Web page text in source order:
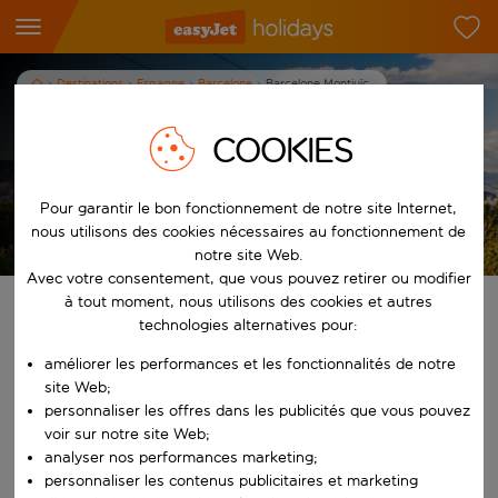
Destinations Espagne Barcelone Barcelone Montjuïc
Visitez Barcelone Montjuïc
Afficher les vacances
Les conditions générales s’appliquent.
Trouvez votre séjour de rêve
Commencez à taper pour la saisie automatique. Lorsque les
À partir de
Vers
COOKIES
Pour garantir le bon fonctionnement de notre site Internet,
nous utilisons des cookies nécessaires au fonctionnement de
notre site Web.
Avec votre consentement, que vous pouvez retirer ou modifier
à tout moment, nous utilisons des cookies et autres
technologies alternatives pour:
améliorer les performances et les fonctionnalités de notre
site Web;
personnaliser les offres dans les publicités que vous pouvez
voir sur notre site Web;
analyser nos performances marketing;
personnaliser les contenus publicitaires et marketing